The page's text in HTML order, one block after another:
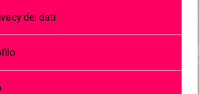
AL
dei dati